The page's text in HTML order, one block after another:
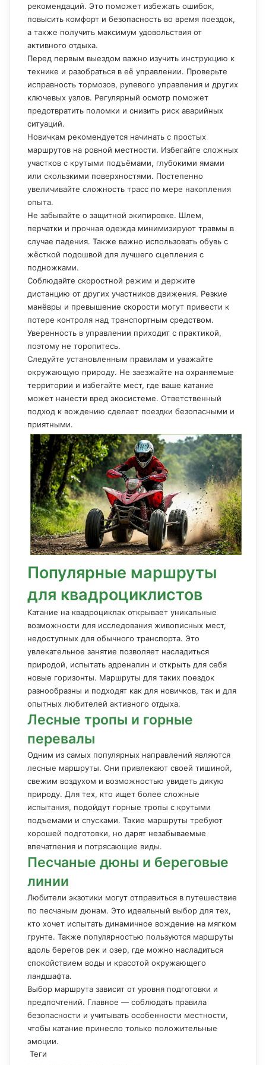
рекомендаций. Это поможет избежать ошибок,
повысить комфорт и безопасность во время поездок,
а также получить максимум удовольствия от
активного отдыха.
Перед первым выездом важно изучить инструкцию к
технике и разобраться в её управлении. Проверьте
исправность тормозов, рулевого управления и других
ключевых узлов. Регулярный осмотр поможет
предотвратить поломки и снизить риск аварийных
ситуаций.
Новичкам рекомендуется начинать с простых
маршрутов на ровной местности. Избегайте сложных
участков с крутыми подъёмами, глубокими ямами
или скользкими поверхностями. Постепенно
увеличивайте сложность трасс по мере накопления
опыта.
Не забывайте о защитной экипировке. Шлем,
перчатки и прочная одежда минимизируют травмы в
случае падения. Также важно использовать обувь с
жёсткой подошвой для лучшего сцепления с
подножками.
Соблюдайте скоростной режим и держите
дистанцию от других участников движения. Резкие
манёвры и превышение скорости могут привести к
потере контроля над транспортным средством.
Уверенность в управлении приходит с практикой,
поэтому не торопитесь.
Следуйте установленным правилам и уважайте
окружающую природу. Не заезжайте на охраняемые
территории и избегайте мест, где ваше катание
может нанести вред экосистеме. Ответственный
подход к вождению сделает поездки безопасными и
приятными.
Популярные маршруты
для квадроциклистов
Катание на квадроциклах открывает уникальные
возможности для исследования живописных мест,
недоступных для обычного транспорта. Это
увлекательное занятие позволяет насладиться
природой, испытать адреналин и открыть для себя
новые горизонты. Маршруты для таких поездок
разнообразны и подходят как для новичков, так и для
опытных любителей активного отдыха.
Лесные тропы и горные
перевалы
Одним из самых популярных направлений являются
лесные маршруты. Они привлекают своей тишиной,
свежим воздухом и возможностью увидеть дикую
природу. Для тех, кто ищет более сложные
испытания, подойдут горные тропы с крутыми
подъемами и спусками. Такие маршруты требуют
хорошей подготовки, но дарят незабываемые
впечатления и потрясающие виды.
Песчаные дюны и береговые
линии
Любители экзотики могут отправиться в путешествие
по песчаным дюнам. Это идеальный выбор для тех,
кто хочет испытать динамичное вождение на мягком
грунте. Также популярностью пользуются маршруты
вдоль берегов рек и озер, где можно насладиться
спокойствием воды и красотой окружающего
ландшафта.
Выбор маршрута зависит от уровня подготовки и
предпочтений. Главное — соблюдать правила
безопасности и учитывать особенности местности,
чтобы катание принесло только положительные
эмоции.
Теги